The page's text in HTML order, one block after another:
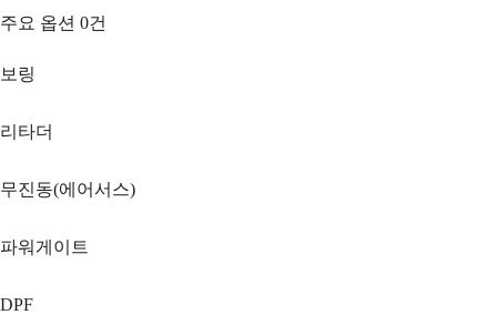
주요 옵션 0건
보링
리타더
무진동(에어서스)
파워게이트
DPF